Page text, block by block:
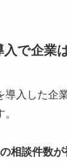
入で企業
導入した企
相談件数